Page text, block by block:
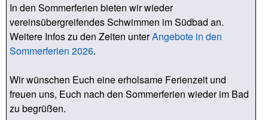
In den Sommerferien bieten wir wieder
vereinsübergreifendes Schwimmen im Südbad an.
Weitere Infos zu den Zeiten unterAngebote in den
Sommerferien 2026.
Wir wünschen Euch eine erholsame Ferienzeit und
freuen uns, Euch nach den Sommerferien wieder im Bad
zu begrüßen.